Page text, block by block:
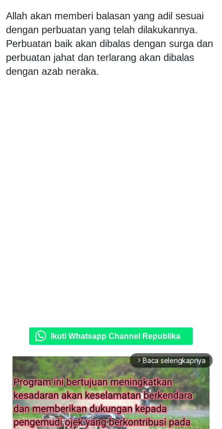
Allah akan memberi balasan yang adil sesuai
dengan perbuatan yang telah dilakukannya.
Perbuatan baik akan dibalas dengan surga dan
perbuatan jahat dan terlarang akan dibalas
dengan azab neraka.
Ikuti Whatsapp Channel Republika
arrow_forward_ios Baca selengkapnya